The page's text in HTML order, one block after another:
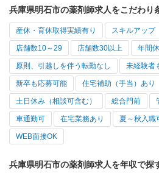
兵庫県明石市の薬剤師求人をこだわり
産休・育休取得実績有り スキルアップ
店舗数10～29 店舗数30以上 年間
原則、引越しを伴う転勤なし 未経験者
新卒も応募可能 住宅補助（手当）あり
土日休み（相談可含む） 総合門前
車通勤可 在宅業務あり 夏～秋入職
WEB面接OK
兵庫県明石市の薬剤師求人を年収で探